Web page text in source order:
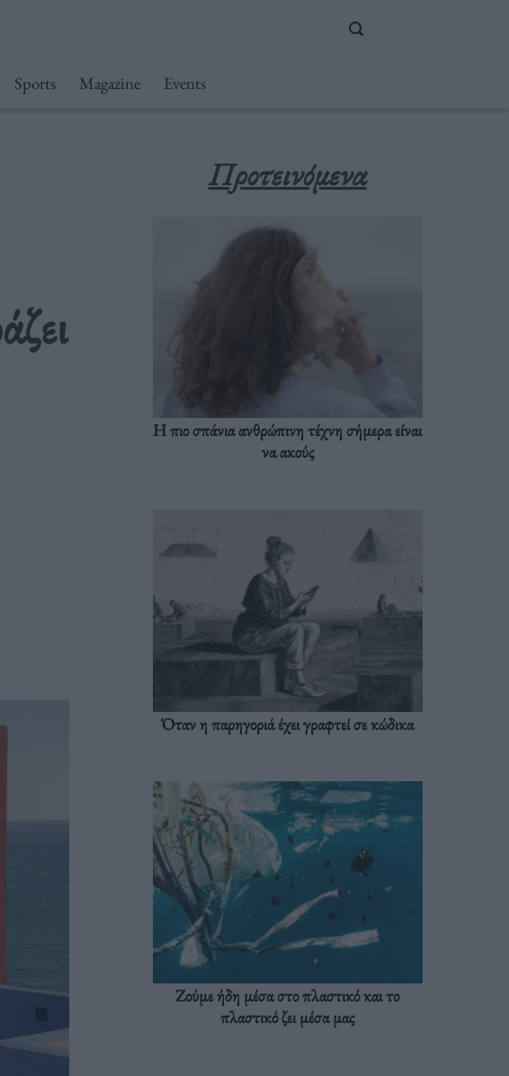
Sports Magazine Events
Προτεινόμενα
Η πιο σπάνια ανθρώπινη τέχνη σήμερα είναι
να ακούς
Όταν η παρηγοριά έχει γραφτεί σε κώδικα
Ζούμε ήδη μέσα στο πλαστικό και το
πλαστικό ζει μέσα μας